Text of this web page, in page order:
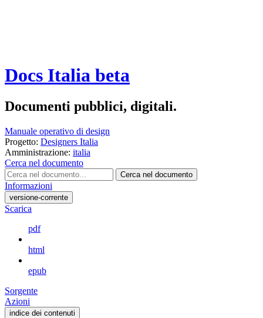
Docs Italia beta
Documenti pubblici, digitali.
Manuale operativo di design
Progetto: Designers Italia
Amministrazione: italia
Cerca nel documento
Cerca nel documento
Informazioni
versione-corrente
Scarica
pdf
html
epub
Sorgente
Azioni
indice dei contenuti